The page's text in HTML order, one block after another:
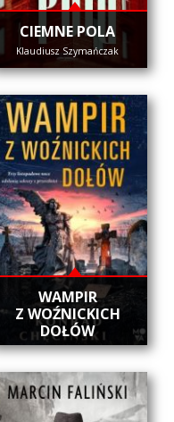
CIEMNE POLA
Klaudiusz Szymańczak
WAMPIR
Z WOŹNICKICH
DOŁÓW